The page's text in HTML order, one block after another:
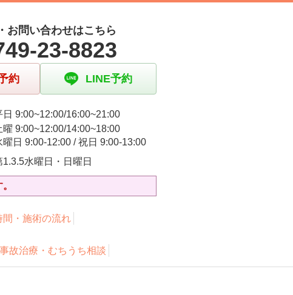
お問い合わせはこちら
23-8823
約 LINE予約
日 9:00~12:00/16:00~21:00
曜 9:00~12:00/14:00~18:00
曜日 9:00-12:00 / 祝日 9:00-13:00
1.3.5水曜日・日曜日
間・施術の流れ
故治療・むちうち相談